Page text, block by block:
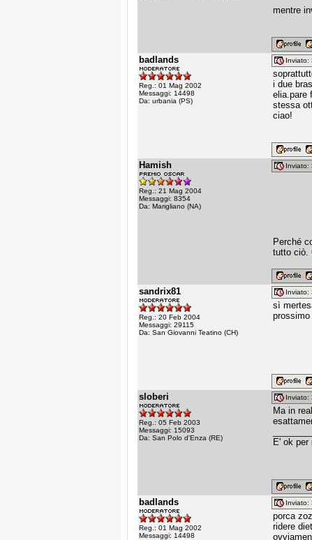
mentre
badlands
Reg.: 01 Mag 2002
Messaggi: 14498
Da: urbania (PS)
Inviato:
i due
elia.pare
stessa
ciao!
Hamish
Reg.: 21 Mag 2004
Messaggi: 8354
Da: Marigliano (NA)
Inviato:
Perché
tutto ciò.
sandrix81
Reg.: 20 Feb 2004
Messaggi: 29115
Da: San Giovanni Teatino (CH)
Inviato:
sì
sloberi
Reg.: 05 Feb 2003
Messaggi: 15093
Da: San Polo d'Enza (RE)
Inviato:
Ma in
E' ok per
badlands
Reg.: 01 Mag 2002
Messaggi: 14498
Inviato:
porca
ridere